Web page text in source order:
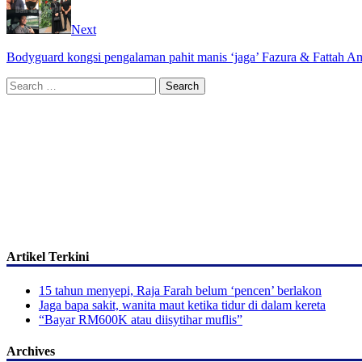
Next
Bodyguard kongsi pengalaman pahit manis ‘jaga’ Fazura & Fattah
Search
for:
Artikel Terkini
15 tahun menyepi, Raja Farah belum ‘pencen’ berlakon
Jaga bapa sakit, wanita maut ketika tidur di dalam kereta
“Bayar RM600K atau diisytihar muflis”
Archives